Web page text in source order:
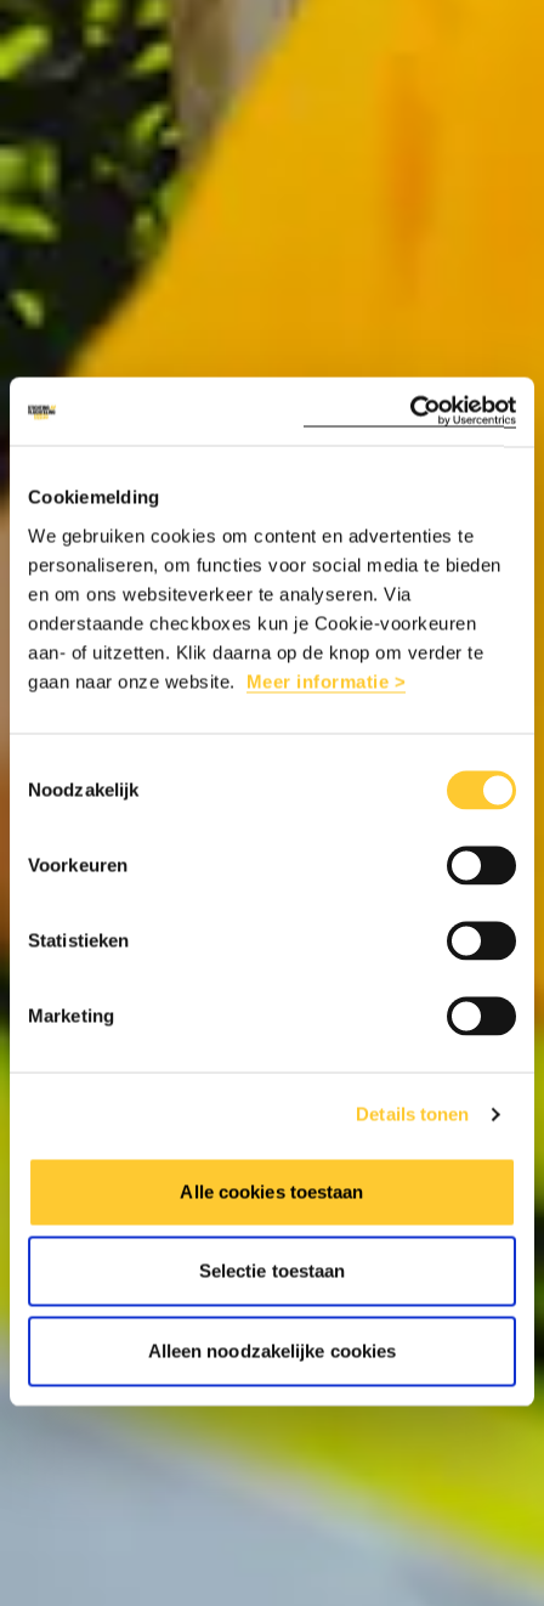
Cookiemelding
We gebruiken cookies om content en advertenties te
personaliseren, om functies voor social media te bieden
en om ons websiteverkeer te analyseren. Via
onderstaande checkboxes kun je Cookie-voorkeuren
aan- of uitzetten. Klik daarna op de knop om verder te
gaan naar onze website. Meer informatie >
Noodzakelijk
Voorkeuren
Statistieken
Marketing
Details tonen
Alle cookies toestaan
Selectie toestaan
Alleen noodzakelijke cookies